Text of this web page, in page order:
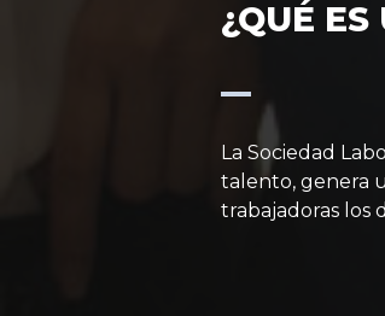
¿QUÉ
La Sociedad
talento, genera
trabajadoras los